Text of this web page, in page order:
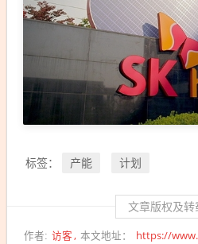
标签： 产能 计划
文章版权及转
作者: 访客 本文地址： https://